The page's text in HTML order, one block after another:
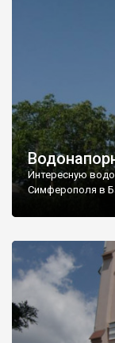
Интересную
Симферополя в